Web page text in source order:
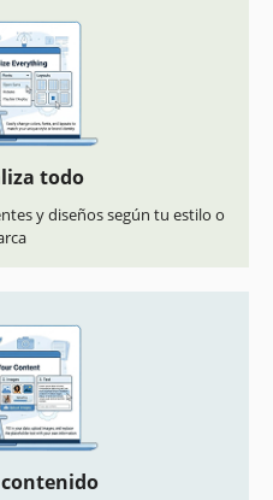
todo
y diseños según tu estilo o